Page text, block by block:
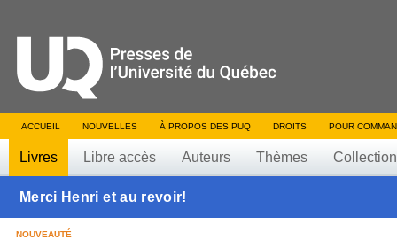
ACCUEIL NOUVELLES À PROPOS DES PUQ DROITS POUR
Livres Libre accès Auteurs Thèmes
Merci Henri et au revoir!
NOUVEAUTÉ